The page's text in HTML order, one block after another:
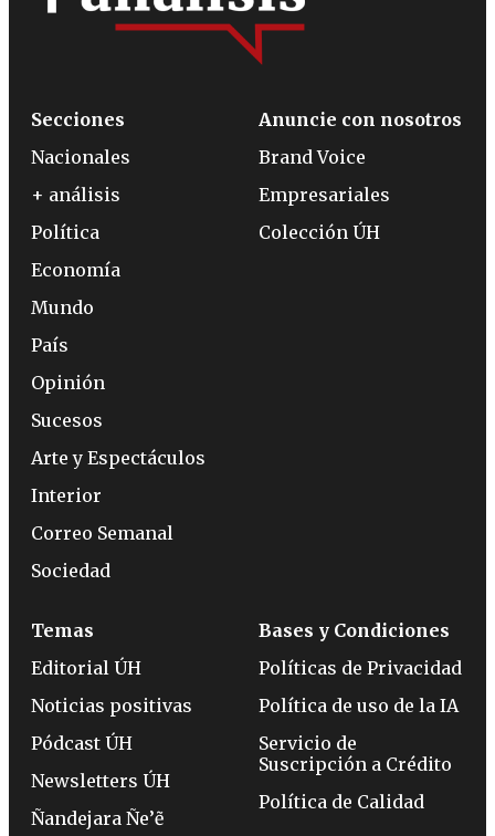
Secciones
Nacionales
+ análisis
Política
Economía
Mundo
País
Opinión
Sucesos
Arte y Espectáculos
Interior
Correo Semanal
Sociedad
Anuncie con nosotros
Brand Voice
Empresariales
Colección ÚH
Temas
Editorial ÚH
Noticias positivas
Pódcast ÚH
Newsletters ÚH
Ñandejara Ñe’ẽ
Bases y Condiciones
Políticas de Privacidad
Política de uso de la IA
Servicio de
Suscripción a Crédito
Política de Calidad